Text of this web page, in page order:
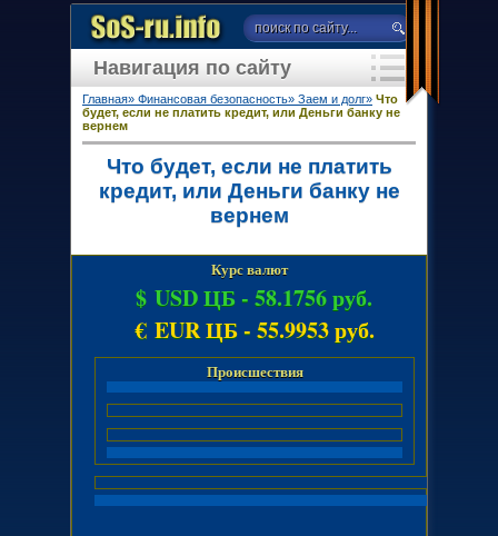
Главная» Финансовая безопасность» Заем и долг» Что
будет, если не платить кредит, или Деньги банку не
вернем
Что будет, если не платить
кредит, или Деньги банку не
вернем
Курс валют
$ USD ЦБ - 58.1756 руб.
€ EUR ЦБ - 55.9953 руб.
Происшествия
Навигация по сайту